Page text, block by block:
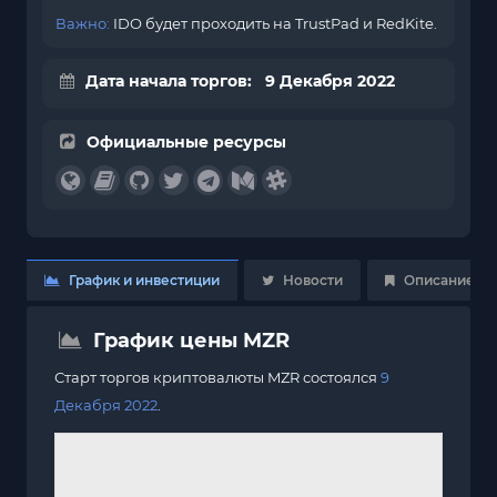
Важно: IDO будет проходить на TrustPad и RedKite.
Дата начала торгов: 9 Декабря 2022
Официальные ресурсы
График и инвестиции Новости Описание
График цены MZR
Старт торгов криптовалюты MZR состоялся 9
Декабря 2022